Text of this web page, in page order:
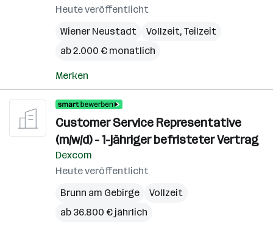
Heute veröffentlicht
Wiener Neustadt
Vollzeit, Teilzeit
ab 2.000 € monatlich
Merken
Customer Service Representative
(m/w/d) - 1-jähriger befristeter Vertrag
Dexcom
Heute veröffentlicht
Brunn am Gebirge
Vollzeit
ab 36.800 € jährlich